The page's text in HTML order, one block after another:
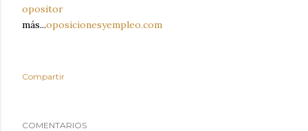
opositor
más...oposicionesyempleo.com
Compartir
COMENTARIOS